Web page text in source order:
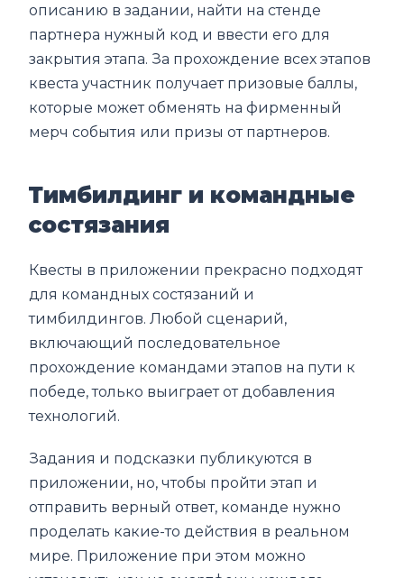
описанию в задании, найти на стенде
партнера нужный код и ввести его для
закрытия этапа. За прохождение всех этапов
квеста участник получает призовые баллы,
которые может обменять на фирменный
мерч события или призы от партнеров.
Тимбилдинг и командные
состязания
Квесты в приложении прекрасно подходят
для командных состязаний и
тимбилдингов. Любой сценарий,
включающий последовательное
прохождение командами этапов на пути к
победе, только выиграет от добавления
технологий.
Задания и подсказки публикуются в
приложении, но, чтобы пройти этап и
отправить верный ответ, команде нужно
проделать какие-то действия в реальном
мире. Приложение при этом можно